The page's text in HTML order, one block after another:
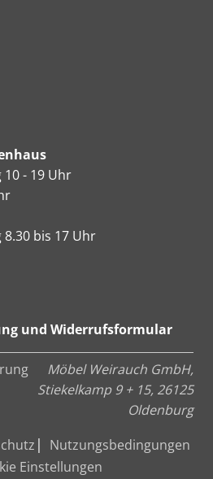
- 19 Uhr
bis 17 Uhr
und Widerrufsformular
Möbel Weirauch GmbH,
Stiekelkamp 9 + 15, 26125
Oldenburg
Nutzungsbedingungen
Einstellungen